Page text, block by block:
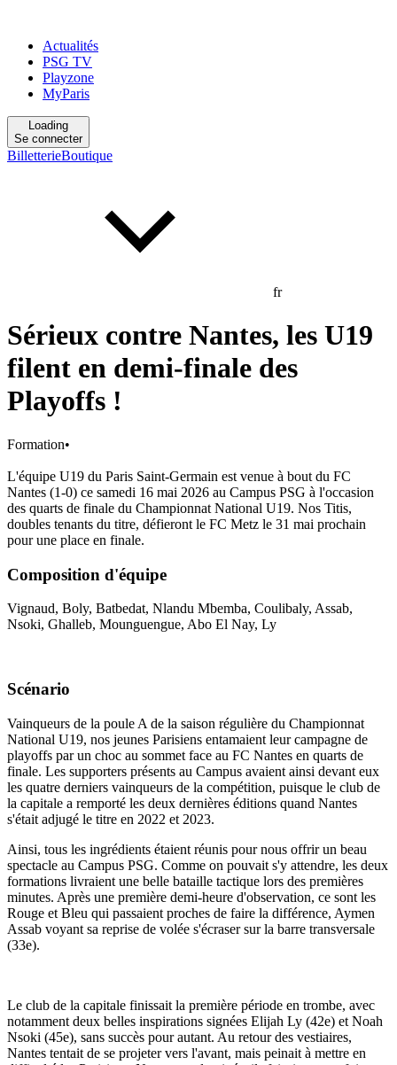
Actualités
PSG TV
Playzone
MyParis
Loading
Se connecter
BilletterieBoutique
fr
Sérieux contre Nantes, les U19
filent en demi-finale des
Playoffs !
Formation•
L'équipe U19 du Paris Saint-Germain est venue à bout du FC
Nantes (1-0) ce samedi 16 mai 2026 au Campus PSG à l'occasion
des quarts de finale du Championnat National U19. Nos Titis,
doubles tenants du titre, défieront le FC Metz le 31 mai prochain
pour une place en finale.
Composition d'équipe
Vignaud, Boly, Batbedat, Nlandu Mbemba, Coulibaly, Assab,
Nsoki, Ghalleb, Mounguengue, Abo El Nay, Ly
Scénario
Vainqueurs de la poule A de la saison régulière du Championnat
National U19, nos jeunes Parisiens entamaient leur campagne de
playoffs par un choc au sommet face au FC Nantes en quarts de
finale. Les supporters présents au Campus avaient ainsi devant eux
les quatre derniers vainqueurs de la compétition, puisque le club de
la capitale a remporté les deux dernières éditions quand Nantes
s'était adjugé le titre en 2022 et 2023.
Ainsi, tous les ingrédients étaient réunis pour nous offrir un beau
spectacle au Campus PSG. Comme on pouvait s'y attendre, les deux
formations livraient une belle bataille tactique lors des premières
minutes. Après une première demi-heure d'observation, ce sont les
Rouge et Bleu qui passaient proches de faire la différence, Aymen
Assab voyant sa reprise de volée s'écraser sur la barre transversale
(33e).
Le club de la capitale finissait la première période en trombe, avec
notamment deux belles inspirations signées Elijah Ly (42e) et Noah
Nsoki (45e), sans succès pour autant. Au retour des vestiaires,
Nantes tentait de se projeter vers l'avant, mais peinait à mettre en